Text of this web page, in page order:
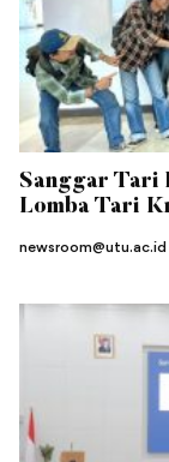
Sanggar Tari
Lomba Tari
newsroom@utu.ac.id